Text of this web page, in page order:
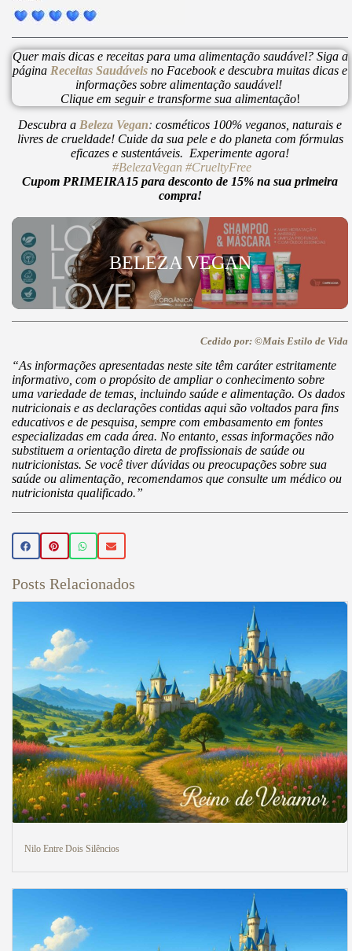
Quer mais dicas e receitas para uma alimentação saudável? Siga a
página Receitas Saudáveis no Facebook e descubra muitas dicas e
informações sobre alimentação saudável!
Clique em seguir e transforme sua alimentação!
Descubra a Beleza Vegan: cosméticos 100% veganos, naturais e
livres de crueldade! Cuide da sua pele e do planeta com fórmulas
eficazes e sustentáveis. Experimente agora!
#BelezaVegan #CrueltyFree
Cupom PRIMEIRA15 para desconto de 15% na sua primeira
compra!
BELEZA VEGAN
Cedido por: ©Mais Estilo de Vida
“As informações apresentadas neste site têm caráter estritamente
informativo, com o propósito de ampliar o conhecimento sobre
uma variedade de temas, incluindo saúde e alimentação. Os dados
nutricionais e as declarações contidas aqui são voltados para fins
educativos e de pesquisa, sempre com embasamento em fontes
especializadas em cada área. No entanto, essas informações não
substituem a orientação direta de profissionais de saúde ou
nutricionistas. Se você tiver dúvidas ou preocupações sobre sua
saúde ou alimentação, recomendamos que consulte um médico ou
nutricionista qualificado.”
Posts Relacionados
Nilo Entre Dois Silêncios